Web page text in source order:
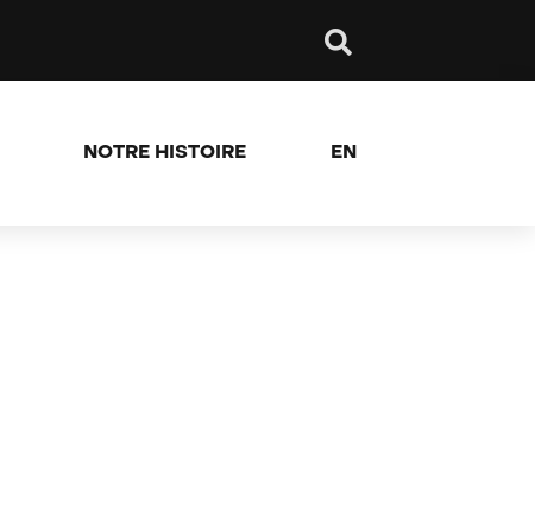
NOTRE HISTOIRE EN